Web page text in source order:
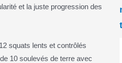
et la juste progression des
squats lents et contrôlés
10 soulevés de terre avec